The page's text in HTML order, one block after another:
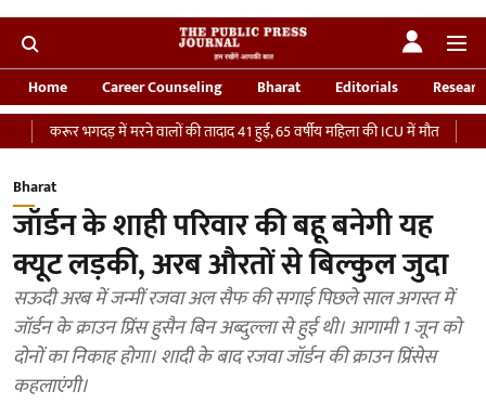
Home Career Counseling Bharat Editorials
भगदड़ में मरने वालों की तादाद 41 हुई, 65 वर्षीय महिला की ICU में मौत
‘भारतीय
Bharat
जॉर्डन के शाही परिवार की बहू बनेगी यह
क्यूट लड़की, अरब औरतों से बिल्कुल जुदा
सऊदी अरब में जन्मीं रजवा अल सैफ की सगाई पिछले साल अगस्त में
जॉर्डन के क्राउन प्रिंस हुसैन बिन अब्दुल्ला से हुई थी। आगामी 1 जून को
दोनों का निकाह होगा। शादी के बाद रजवा जॉर्डन की क्राउन प्रिंसेस
कहलाएंगी।